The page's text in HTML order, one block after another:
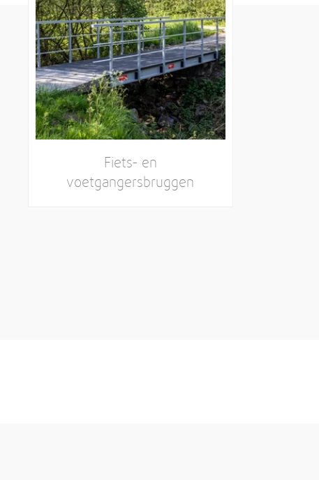
Fiets- en
voetgangersbruggen